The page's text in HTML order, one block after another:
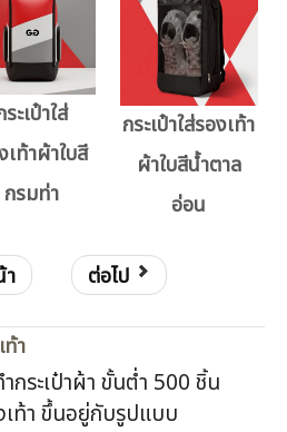
ระเป๋าใส่
เท้าผ้าใบสี
กรมท่า
กระเป๋าใส่รองเท้า
ผ้าใบสีน้ำตาล
อ่อน
ต่อไป
ท้า
กระเป๋าผ้า ขั้นต่ำ 500 ชิ้น
เท้า ขึ้นอยู่กับรูปแบบ